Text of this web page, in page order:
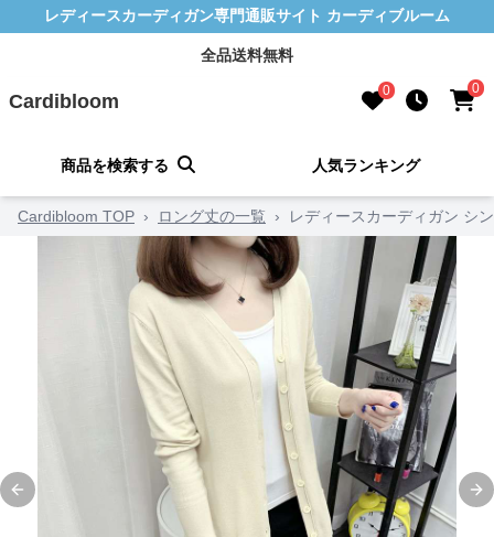
レディースカーディガン専門通販サイト カーディブルーム
全品送料無料
Cardibloom 0 0
商品を検索する 人気ランキング
Cardibloom TOP › ロング丈の一覧 › レディースカーディガン シ
Previous slide